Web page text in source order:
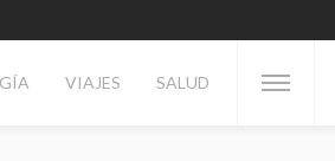
VIAJES SALUD